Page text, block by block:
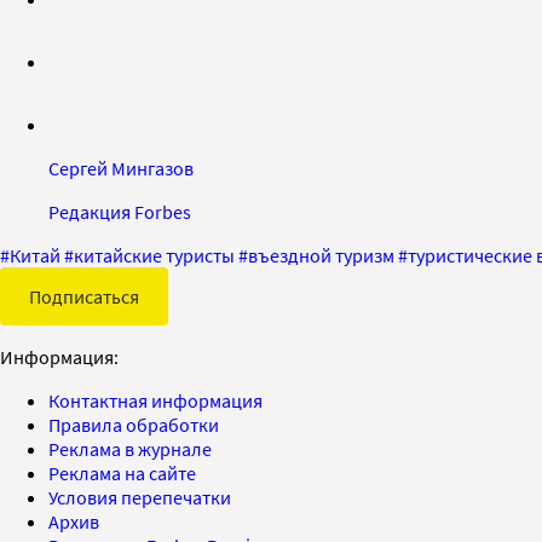
Сергей Мингазов
Редакция Forbes
#Китай #китайские туристы #въездной туризм #туристические
Подписаться
Информация:
Контактная информация
Правила обработки
Реклама в журнале
Реклама на сайте
Условия перепечатки
Архив